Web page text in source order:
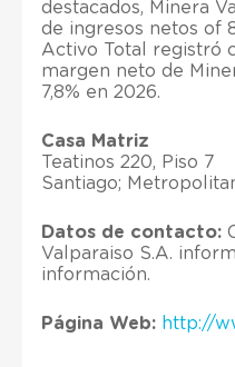
destacados, Minera
de ingresos netos of
Activo Total registró
margen neto de
7,8% en 2026.
Casa Matriz
Teatinos 220, Piso 7
Santiago;
Datos de contacto:
Valparaiso S.A.
información.
Página Web: http://